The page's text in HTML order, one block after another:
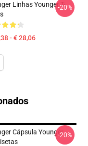
Linhas Younger T-
- € 28,06
-20%
Cápsula Younger-20%